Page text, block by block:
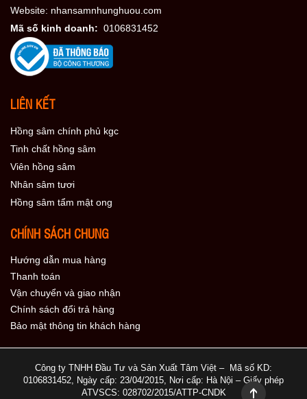
Website: nhansamnhunghuou.com
Mã số kinh doanh: 0106831452
LIÊN KẾT
Hồng sâm chính phủ kgc
Tinh chất hồng sâm
Viên hồng sâm
Nhân sâm tươi
Hồng sâm tẩm mật ong
CHÍNH SÁCH CHUNG
Hướng dẫn mua hàng
Thanh toán
Vận chuyển và giao nhận
Chính sách đổi trả hàng
Bảo mật thông tin khách hàng
Công ty TNHH Đầu Tư và Sản Xuất Tâm Việt – Mã số KD:
0106831452, Ngày cấp: 23/04/2015, Nơi cấp: Hà Nội – Giấy phép
ATVSCS: 028702/2015/ATTP-CNDK